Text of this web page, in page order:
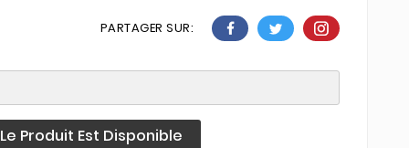
PARTAGER SUR:
Produit Est Disponible